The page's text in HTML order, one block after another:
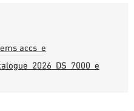
accs_e